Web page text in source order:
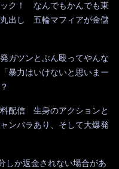
ク！ なんでもかんでも東
出し 五輪マフィアが金儲
ガツンとぶん殴ってやんな
暴力はいけないと思いまー
料配信 生身のアクションと
ンバラあり、そして大爆発
しか返金されない場合があ